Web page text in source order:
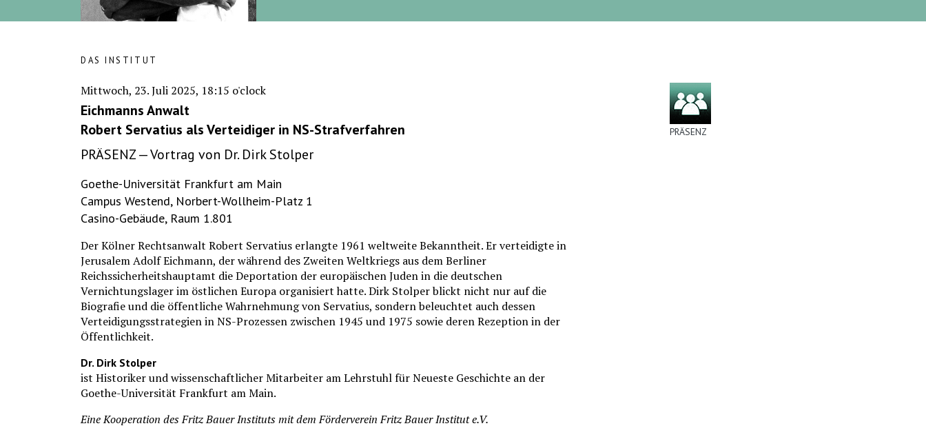
DAS INSTITUT
Mittwoch, 23. Juli 2025, 18:15 o'clock
Eichmanns Anwalt
Robert Servatius als Verteidiger in NS-Strafverfahren
PRÄSENZ — Vortrag von Dr. Dirk Stolper
Goethe-Universität Frankfurt am Main
Campus Westend, Norbert-Wollheim-Platz 1
Casino-Gebäude, Raum 1.801
Der Kölner Rechtsanwalt Robert Servatius erlangte 1961 weltweite Bekanntheit. Er verteidigte in
Jerusalem Adolf Eichmann, der während des Zweiten Weltkriegs aus dem Berliner
Reichssicherheitshauptamt die Deportation der europäischen Juden in die deutschen
Vernichtungslager im östlichen Europa organisiert hatte. Dirk Stolper blickt nicht nur auf die
Biografie und die öffentliche Wahrnehmung von Servatius, sondern beleuchtet auch dessen
Verteidigungsstrategien in NS-Prozessen zwischen 1945 und 1975 sowie deren Rezeption in der
Öffentlichkeit.
Dr. Dirk Stolper
ist Historiker und wissenschaftlicher Mitarbeiter am Lehrstuhl für Neueste Geschichte an der
Goethe-Universität Frankfurt am Main.
Eine Kooperation des Fritz Bauer Instituts mit dem Förderverein Fritz Bauer Institut e.V.
PRÄSENZ